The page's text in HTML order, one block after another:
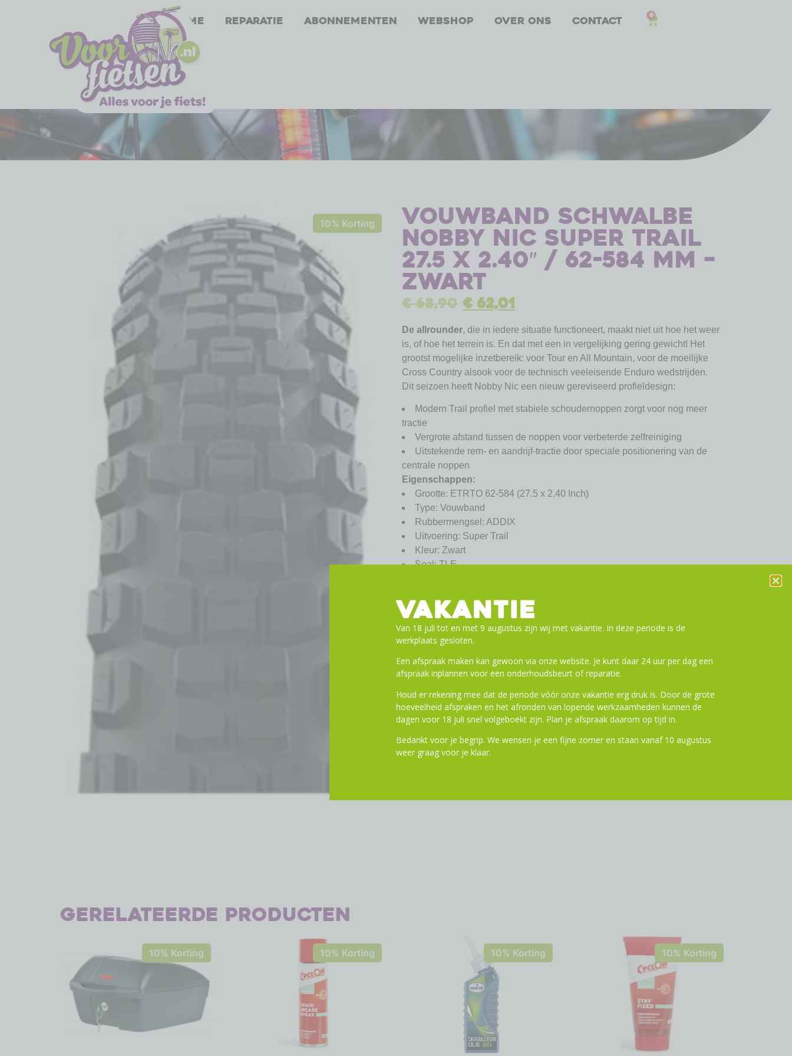
Home Reparatie Abonnementen Webshop Over ons Contact 0
10% Korting Vouwband Schwalbe
Nobby Nic Super Trail
27.5 x 2.40″ / 62-584 mm –
zwart
€68,90 €62,01
De allrounder, die in iedere situatie functioneert, maakt niet uit hoe het weer
is, of hoe het terrein is. En dat met een in vergelijking gering gewicht! Het
grootst mogelijke inzetbereik: voor Tour en All Mountain, voor de moeilijke
Cross Country alsook voor de technisch veeleisende Enduro wedstrijden.
Dit seizoen heeft Nobby Nic een nieuw gereviseerd profieldesign:
Modern Trail profiel met stabiele schoudernoppen zorgt voor nog meer
tractie
Vergrote afstand tussen de noppen voor verbeterde zelfreiniging
Uitstekende rem- en aandrijf-tractie door speciale positionering van de
centrale noppen
Eigenschappen:
Grootte: ETRTO 62-584 (27.5 x 2.40 Inch)
Type: Vouwband
Rubbermengsel: ADDIX
Uitvoering: Super Trail
Kleur: Zwart
Seal: TLE
Max. belasting: 115 kg
EPI: 67
ECE: E-50
Profiel: HS602
Binnenbanden: 19, 21, 19A, 21A, 21AP, 21+AP, 21F
Gerelateerde producten
10% Korting 10% Korting 10% Korting 10% Korting
VAKANTIE
Van 18 juli tot en met 9 augustus zijn wij met vakantie. In deze periode is de
werkplaats gesloten.
Een afspraak maken kan gewoon via onze website. Je kunt daar 24 uur per dag een
afspraak inplannen voor een onderhoudsbeurt of reparatie.
Houd er rekening mee dat de periode vóór onze vakantie erg druk is. Door de grote
hoeveelheid afspraken en het afronden van lopende werkzaamheden kunnen de
dagen voor 18 juli snel volgeboekt zijn. Plan je afspraak daarom op tijd in.
Bedankt voor je begrip. We wensen je een fijne zomer en staan vanaf 10 augustus
weer graag voor je klaar.